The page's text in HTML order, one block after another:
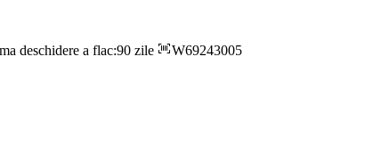
deschidere a flac:90 zile
W69243005